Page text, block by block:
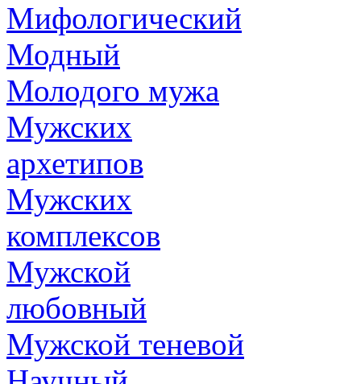
Мифологический
Модный
Молодого мужа
Мужских
архетипов
Мужских
комплексов
Мужской
любовный
Мужской теневой